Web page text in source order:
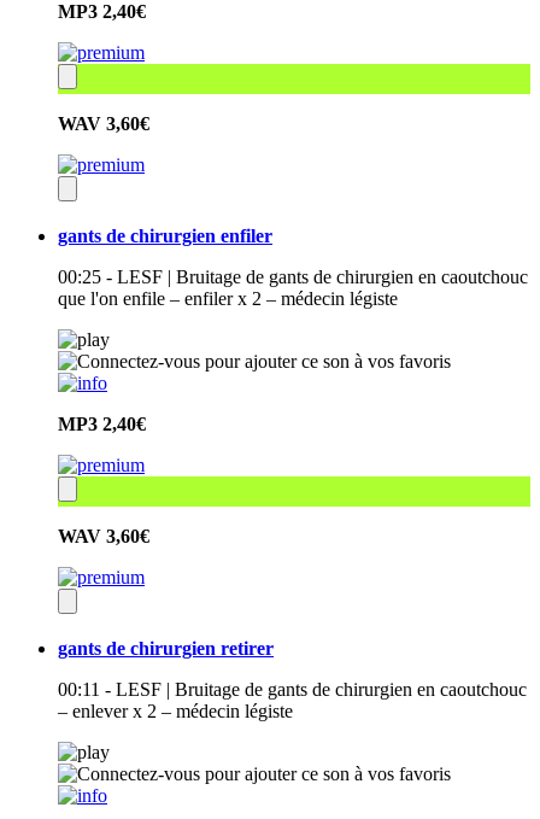
MP3 2,40€
WAV 3,60€
gants de chirurgien enfiler
00:25 - LESF | Bruitage de gants de chirurgien en caoutchouc
que l'on enfile – enfiler x 2 – médecin légiste
MP3 2,40€
WAV 3,60€
gants de chirurgien retirer
00:11 - LESF | Bruitage de gants de chirurgien en caoutchouc
– enlever x 2 – médecin légiste